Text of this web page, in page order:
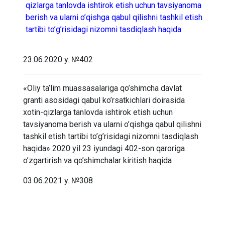
qizlarga tanlovda ishtirok etish uchun tavsiyanoma
berish va ularni o’qishga qabul qilishni tashkil etish
tartibi to’g’risidagi nizomni tasdiqlash haqida
23.06.2020 y. №402
«Oliy ta’lim muassasalariga qo’shimcha davlat
granti asosidagi qabul ko’rsatkichlari doirasida
xotin-qizlarga tanlovda ishtirok etish uchun
tavsiyanoma berish va ularni o’qishga qabul qilishni
tashkil etish tartibi to’g’risidagi nizomni tasdiqlash
haqida» 2020 yil 23 iyundagi 402-son qaroriga
o’zgartirish va qo’shimchalar kiritish haqida
03.06.2021 y. №308